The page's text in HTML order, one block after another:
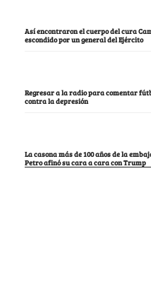
Así encontraron el cuerpo del cura
escondido por un general del Ejército
Regresar a la radio para comentar
contra la depresión
La casona más de 100 años de la
Petro afinó su cara a cara con Trump